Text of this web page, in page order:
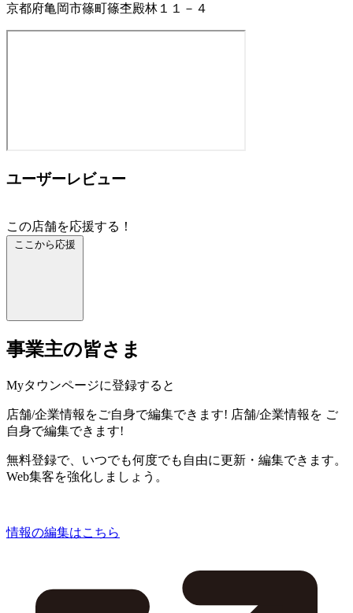
京都府亀岡市篠町篠杢殿林１１－４
ユーザーレビュー
この店舗を応援する！
ここから応援
事業主の皆さま
Myタウンページに登録すると
店舗/企業情報をご自身で編集できます! 店舗/企業情報を ご
自身で編集できます!
無料登録で、いつでも何度でも自由に更新・編集できます。
Web集客を強化しましょう。
情報の編集はこちら